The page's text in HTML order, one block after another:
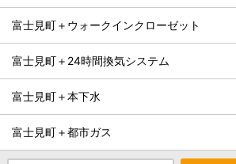
富士見町＋ウォークインクローゼット
富士見町＋24時間換気システム
富士見町＋本下水
富士見町＋都市ガス